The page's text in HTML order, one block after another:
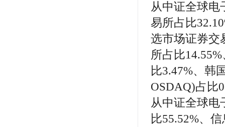
从中证全球电
易所占比
选市场证券交
所占比
比3.47%、韩
OSDAQ)占比
从中证全球电
比55.52%、